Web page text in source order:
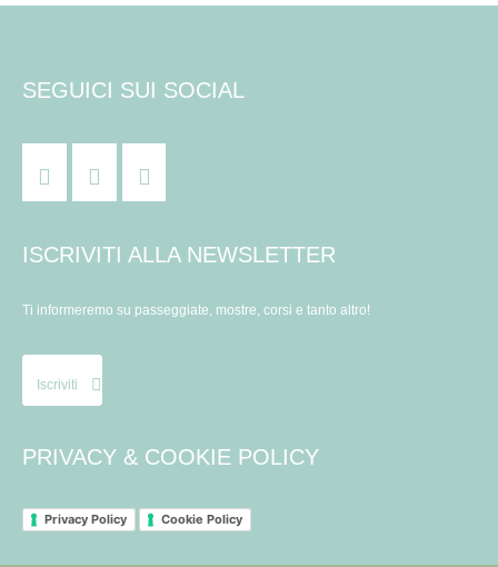
SEGUICI SUI SOCIAL
ISCRIVITI ALLA NEWSLETTER
Ti informeremo su passeggiate, mostre, corsi e tanto altro!
Iscriviti
PRIVACY & COOKIE POLICY
Privacy Policy Cookie Policy